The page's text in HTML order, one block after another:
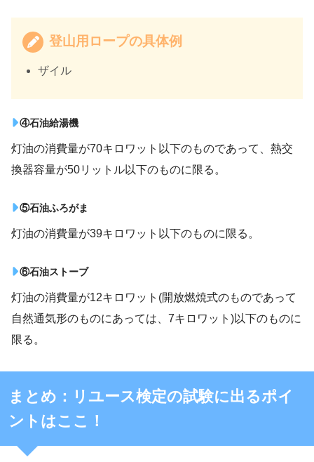
登山用ロープの具体例
ザイル
④石油給湯機
灯油の消費量が70キロワット以下のものであって、熱交
換器容量が50リットル以下のものに限る。
⑤石油ふろがま
灯油の消費量が39キロワット以下のものに限る。
⑥石油ストーブ
灯油の消費量が12キロワット(開放燃焼式のものであって
自然通気形のものにあっては、7キロワット)以下のものに
限る。
まとめ：リユース検定の試験に出るポイ
ントはここ！